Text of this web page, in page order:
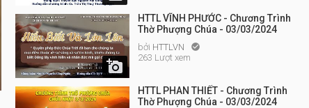

HTTL VĨNH PHƯỚC - Chương Trình
Thờ Phượng Chúa - 03/03/2024
bởi HTTLVN 
263 Lượt xem
HTTL PHAN THIẾT - Chương Trình
Thờ Phượng Chúa - 03/03/2024